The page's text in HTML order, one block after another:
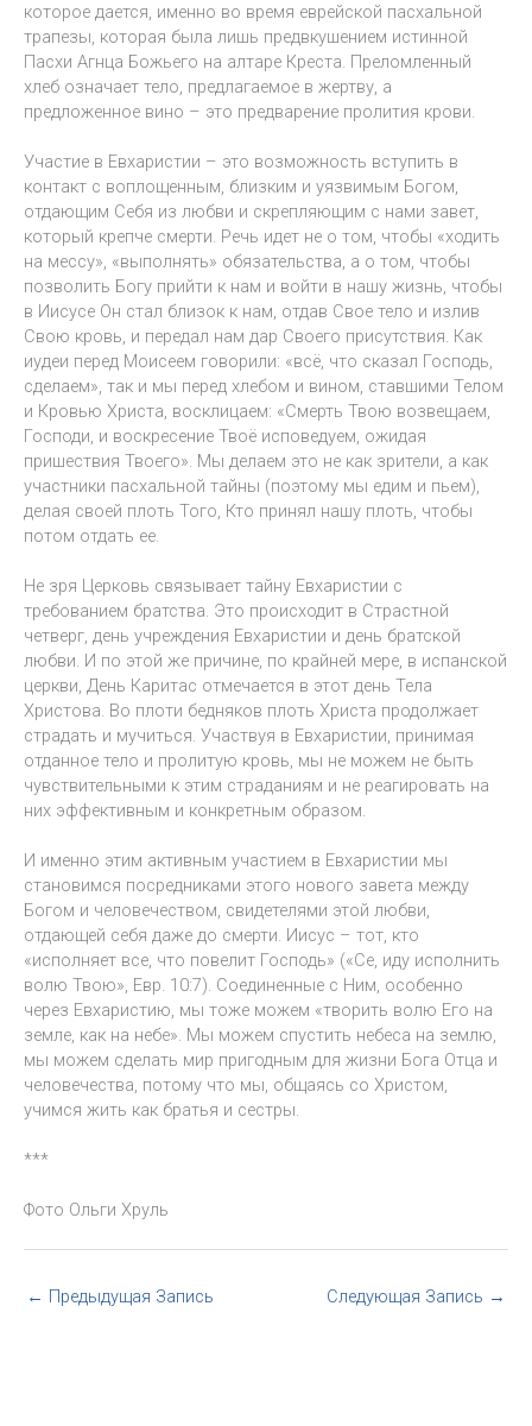
которое дается, именно во время еврейской пасхальной
трапезы, которая была лишь предвкушением истинной
Пасхи Агнца Божьего на алтаре Креста. Преломленный
хлеб означает тело, предлагаемое в жертву, а
предложенное вино – это предварение пролития крови.
Участие в Евхаристии – это возможность вступить в
контакт с воплощенным, близким и уязвимым Богом,
отдающим Себя из любви и скрепляющим с нами завет,
который крепче смерти. Речь идет не о том, чтобы «ходить
на мессу», «выполнять» обязательства, а о том, чтобы
позволить Богу прийти к нам и войти в нашу жизнь, чтобы
в Иисусе Он стал близок к нам, отдав Свое тело и излив
Свою кровь, и передал нам дар Своего присутствия. Как
иудеи перед Моисеем говорили: «всё, что сказал Господь,
сделаем», так и мы перед хлебом и вином, ставшими Телом
и Кровью Христа, восклицаем: «Смерть Твою возвещаем,
Господи, и воскресение Твоё исповедуем, ожидая
пришествия Твоего». Мы делаем это не как зрители, а как
участники пасхальной тайны (поэтому мы едим и пьем),
делая своей плоть Того, Кто принял нашу плоть, чтобы
потом отдать ее.
Не зря Церковь связывает тайну Евхаристии с
требованием братства. Это происходит в Страстной
четверг, день учреждения Евхаристии и день братской
любви. И по этой же причине, по крайней мере, в испанской
церкви, День Каритас отмечается в этот день Тела
Христова. Во плоти бедняков плоть Христа продолжает
страдать и мучиться. Участвуя в Евхаристии, принимая
отданное тело и пролитую кровь, мы не можем не быть
чувствительными к этим страданиям и не реагировать на
них эффективным и конкретным образом.
И именно этим активным участием в Евхаристии мы
становимся посредниками этого нового завета между
Богом и человечеством, свидетелями этой любви,
отдающей себя даже до смерти. Иисус – тот, кто
«исполняет все, что повелит Господь» («Се, иду исполнить
волю Твою», Евр. 10:7). Соединенные с Ним, особенно
через Евхаристию, мы тоже можем «творить волю Его на
земле, как на небе». Мы можем спустить небеса на землю,
мы можем сделать мир пригодным для жизни Бога Отца и
человечества, потому что мы, общаясь со Христом,
учимся жить как братья и сестры.
***
Фото Ольги Хруль
← Предыдущая Запись Следующая Запись →